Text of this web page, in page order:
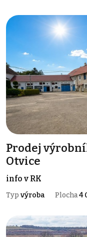
Prodej
Otvice
info v RK
Typ výroba Plocha4